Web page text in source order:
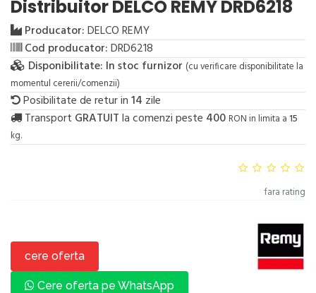
Distribuitor DELCO REMY DRD6218
Producator:DELCO REMY
Cod producator:DRD6218
Disponibilitate: In stoc furnizor (cu verificare disponibilitate la
momentul cererii/comenzii)
Posibilitate de retur in14 zile
Transport GRATUITla comenzi peste 400 RON in limita a15
kg.
fara rating
cere oferta
Cere oferta pe WhatsApp